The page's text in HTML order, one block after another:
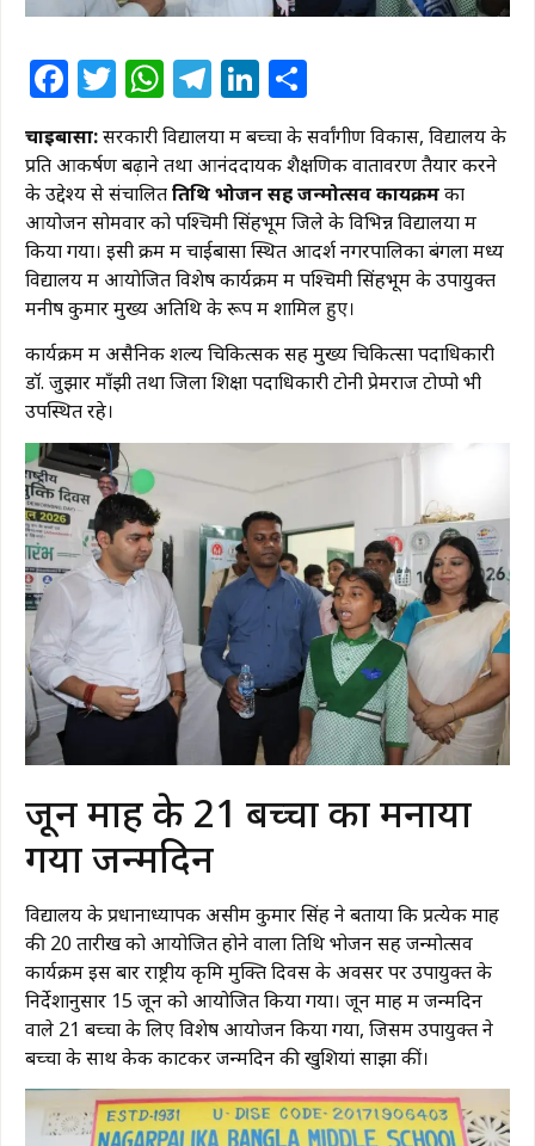
Facebook
Twitter
WhatsApp
Telegram
LinkedIn
चाईबासा:सरकारी विद्यालयों में बच्चों के सर्वांगीण विकास, विद्यालय के
प्रति आकर्षण बढ़ाने तथा आनंददायक शैक्षणिक वातावरण तैयार करने
के उद्देश्य से संचालिततिथि भोजन सह जन्मोत्सव कार्यक्रमका
आयोजन सोमवार को पश्चिमी सिंहभूम जिले के विभिन्न विद्यालयों में
किया गया। इसी क्रम में चाईबासा स्थित आदर्श नगरपालिका बंगला मध्य
विद्यालय में आयोजित विशेष कार्यक्रम में पश्चिमी सिंहभूम के उपायुक्त
मनीष कुमार मुख्य अतिथि के रूप में शामिल हुए।
कार्यक्रम में असैनिक शल्य चिकित्सक सह मुख्य चिकित्सा पदाधिकारी
डॉ. जुझार माँझी तथा जिला शिक्षा पदाधिकारी टोनी प्रेमराज टोप्पो भी
उपस्थित रहे।
जून माह के 21 बच्चों का मनाया
गया जन्मदिन
विद्यालय के प्रधानाध्यापक असीम कुमार सिंह ने बताया कि प्रत्येक माह
की 20 तारीख को आयोजित होने वाला तिथि भोजन सह जन्मोत्सव
कार्यक्रम इस बार राष्ट्रीय कृमि मुक्ति दिवस के अवसर पर उपायुक्त के
निर्देशानुसार 15 जून को आयोजित किया गया। जून माह में जन्मदिन
वाले 21 बच्चों के लिए विशेष आयोजन किया गया, जिसमें उपायुक्त ने
बच्चों के साथ केक काटकर जन्मदिन की खुशियां साझा कीं।